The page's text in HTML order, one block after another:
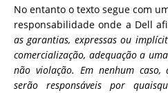
No entanto o texto segue com
responsabilidade onde a Dell
as garantias, expressas ou
comercialização, adequação a
não violação. Em nenhum caso,
serão responsáveis ​​por